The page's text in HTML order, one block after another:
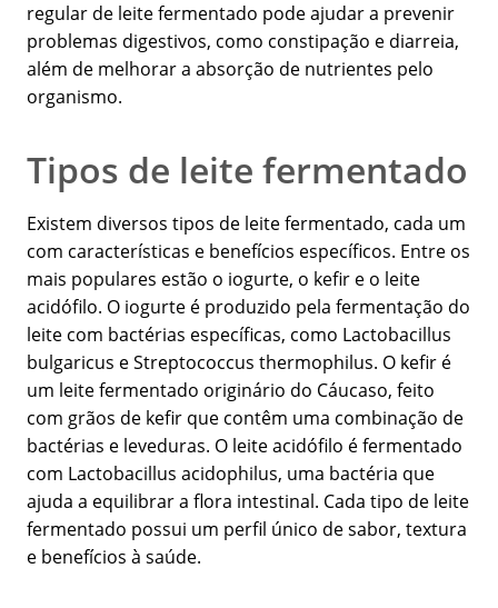
regular de leite fermentado pode ajudar a prevenir
problemas digestivos, como constipação e diarreia,
além de melhorar a absorção de nutrientes pelo
organismo.
Tipos de leite fermentado
Existem diversos tipos de leite fermentado, cada um
com características e benefícios específicos. Entre os
mais populares estão o iogurte, o kefir e o leite
acidófilo. O iogurte é produzido pela fermentação do
leite com bactérias específicas, como Lactobacillus
bulgaricus e Streptococcus thermophilus. O kefir é
um leite fermentado originário do Cáucaso, feito
com grãos de kefir que contêm uma combinação de
bactérias e leveduras. O leite acidófilo é fermentado
com Lactobacillus acidophilus, uma bactéria que
ajuda a equilibrar a flora intestinal. Cada tipo de leite
fermentado possui um perfil único de sabor, textura
e benefícios à saúde.